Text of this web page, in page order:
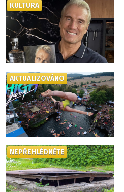
KULTURA
AKTUALIZOVÁNO
NEPŘEHLÉDNĚTE